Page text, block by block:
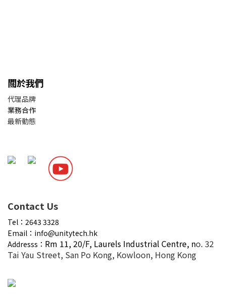
關於我們
代理品牌
業務合作
最新動態
Contact Us
Tel：2643 3328
Email：info@unitytech.hk
Addresss： Rm 11, 20/F, Laurels Industrial Centre, no. 32
Tai Yau Street, San Po Kong, Kowloon, Hong Kong